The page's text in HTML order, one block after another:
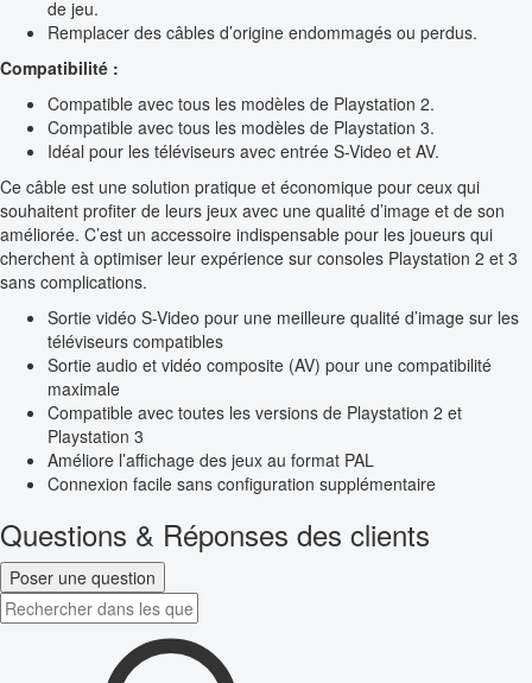
de jeu.
Remplacer des câbles d’origine endommagés ou perdus.
Compatibilité :
Compatible avec tous les modèles de Playstation 2.
Compatible avec tous les modèles de Playstation 3.
Idéal pour les téléviseurs avec entrée S-Video et AV.
Ce câble est une solution pratique et économique pour ceux qui
souhaitent profiter de leurs jeux avec une qualité d’image et de son
améliorée. C’est un accessoire indispensable pour les joueurs qui
cherchent à optimiser leur expérience sur consoles Playstation 2 et 3
sans complications.
Sortie vidéo S-Video pour une meilleure qualité d’image sur les
téléviseurs compatibles
Sortie audio et vidéo composite (AV) pour une compatibilité
maximale
Compatible avec toutes les versions de Playstation 2 et
Playstation 3
Améliore l’affichage des jeux au format PAL
Connexion facile sans configuration supplémentaire
Questions & Réponses des clients
Poser une question